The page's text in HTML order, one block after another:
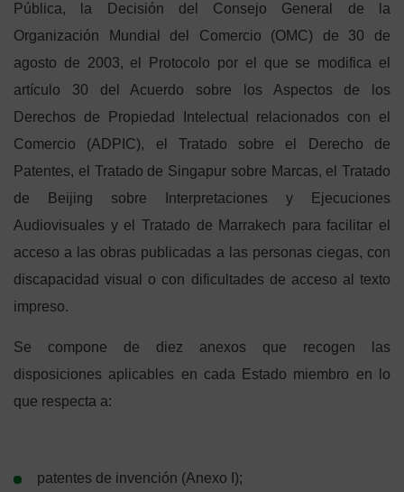
Pública, la Decisión del Consejo General de la
Organización Mundial del Comercio (OMC) de 30 de
agosto de 2003, el Protocolo por el que se modifica el
artículo 30 del Acuerdo sobre los Aspectos de los
Derechos de Propiedad Intelectual relacionados con el
Comercio (ADPIC), el Tratado sobre el Derecho de
Patentes, el Tratado de Singapur sobre Marcas, el Tratado
de Beijing sobre Interpretaciones y Ejecuciones
Audiovisuales y el Tratado de Marrakech para facilitar el
acceso a las obras publicadas a las personas ciegas, con
discapacidad visual o con dificultades de acceso al texto
impreso.
Se compone de diez anexos que recogen las
disposiciones aplicables en cada Estado miembro en lo
que respecta a:
patentes de invención (Anexo I);